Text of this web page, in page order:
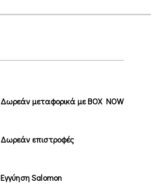
Δωρεάν μεταφορικά με BOX NOW
Δωρεάν επιστροφές
Εγγύηση Salomon